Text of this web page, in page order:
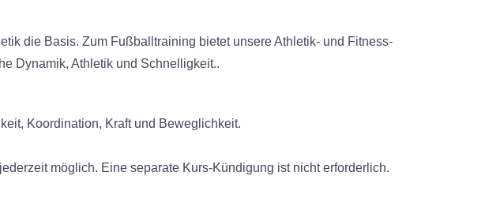
die Basis. Zum Fußballtraining bietet unsere Athletik- und Fitness-
Dynamik, Athletik und Schnelligkeit..
Koordination, Kraft und Beweglichkeit.
möglich. Eine separate Kurs-Kündigung ist nicht erforderlich.